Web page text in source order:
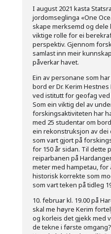
I august 2021 kasta
jordomseglinga «One
skape merksemd og dele
viktige rolle for ei
perspektiv. Gjennom
samlast inn meir
påverkar havet.
Ein av personane som
bord er Dr. Kerim
ved istitutt for geofag
Som ein viktig del av
forskingsaktiviteten har
med 25 studentar om
ein rekonstruksjon av dei
som vart gjort på
for 150 år sidan. Til dette
reiparbanen på
meter med hampetau, for
historisk korrekte som
som vart teken på tidleg
10. februar kl. 19.00 på
skal me høyre Kerim
og korleis det gjekk med
de tekne i første